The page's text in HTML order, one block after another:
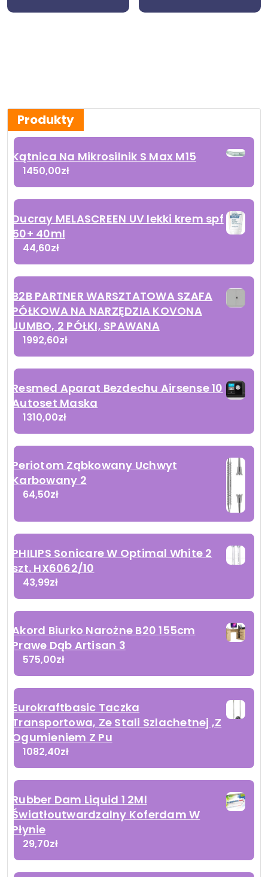
Produkty
Kątnica Na Mikrosilnik S Max M15
1450,00zł
Ducray MELASCREEN UV lekki krem spf
50+ 40ml
44,60zł
B2B PARTNER WARSZTATOWA SZAFA
PÓŁKOWA NA NARZĘDZIA KOVONA
JUMBO, 2 PÓŁKI, SPAWANA
1992,60zł
Resmed Aparat Bezdechu Airsense 10
Autoset Maska
1310,00zł
Periotom Ząbkowany Uchwyt
Karbowany 2
64,50zł
PHILIPS Sonicare W Optimal White 2
szt. HX6062/10
43,99zł
Akord Biurko Narożne B20 155cm
Prawe Dąb Artisan 3
575,00zł
Eurokraftbasic Taczka
Transportowa, Ze Stali Szlachetnej ,Z
Ogumieniem Z Pu
1082,40zł
Rubber Dam Liquid 1 2Ml
Światłoutwardzalny Koferdam W
Płynie
29,70zł